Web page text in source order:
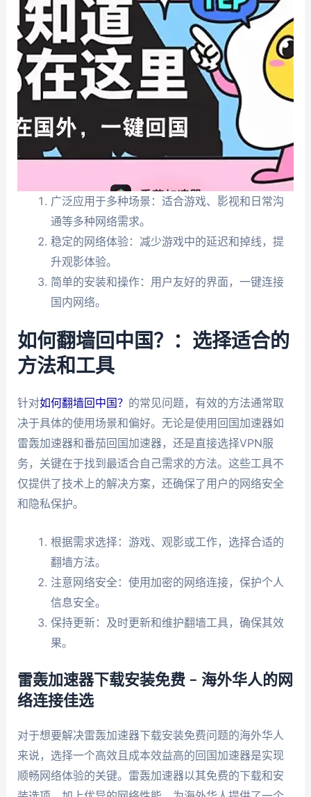
广泛应用于多种场景：适合游戏、影视和日常沟
通等多种网络需求。
稳定的网络体验：减少游戏中的延迟和掉线，提
升观影体验。
简单的安装和操作：用户友好的界面，一键连接
国内网络。
如何翻墙回中国？：选择适合的
方法和工具
针对如何翻墙回中国？ 的常见问题，有效的方法通常取
决于具体的使用场景和偏好。无论是使用回国加速器如
雷轰加速器和番茄回国加速器，还是直接选择VPN服
务，关键在于找到最适合自己需求的方法。这些工具不
仅提供了技术上的解决方案，还确保了用户的网络安全
和隐私保护。
根据需求选择：游戏、观影或工作，选择合适的
翻墙方法。
注意网络安全：使用加密的网络连接，保护个人
信息安全。
保持更新：及时更新和维护翻墙工具，确保其效
果。
雷轰加速器下载安装免费 – 海外华人的网
络连接佳选
对于想要解决雷轰加速器下载安装免费问题的海外华人
来说，选择一个高效且成本效益高的回国加速器是实现
顺畅网络体验的关键。雷轰加速器以其免费的下载和安